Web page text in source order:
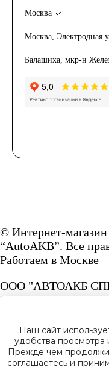
Москва
Москва, Электродная
Балашиха, мкр-н
© Интернет-
“AutoAKB”. Все
Работаем в Москве
ООО "АВТОАКБ
780201001 ОГРН:
Сайт под защитой
Privacy Policyи
Наш сайт
удобства
Прежде чем
соглашаетесь и